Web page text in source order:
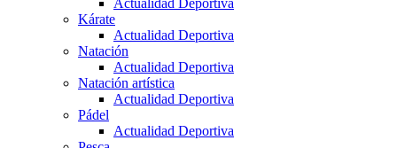
Actualidad Deportiva
Kárate
Actualidad Deportiva
Natación
Actualidad Deportiva
Natación artística
Actualidad Deportiva
Pádel
Actualidad Deportiva